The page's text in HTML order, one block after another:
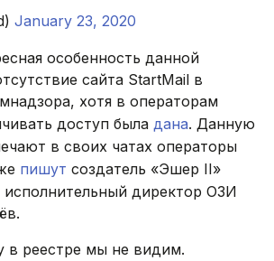
January 23, 2020
особенность данной
сайта StartMail в
хотя в операторам
доступ была дана. Данную
в своих чатах операторы
пишут создатель «Эшер II»
директор ОЗИ
в реестре мы не видим.